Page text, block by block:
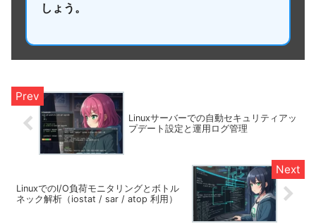
しょう。
Linuxサーバーでの自動セキュリティアッ
プデート設定と運用ログ管理
LinuxでのI/O負荷モニタリングとボトル
ネック解析（iostat / sar / atop 利用）